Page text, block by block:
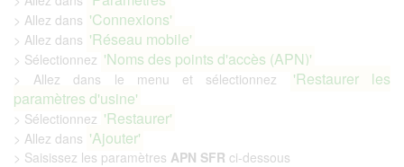
> Allez dans 'Connexions'
> Allez dans 'Réseau mobile'
> Sélectionnez 'Noms des points d'accès (APN)'
> Allez dans le menu et sélectionnez
'Restaurer les
paramètres d'usine'
> Sélectionnez 'Restaurer'
> Allez dans 'Ajouter'
> Saisissez les paramètres APN SFR ci-dessous